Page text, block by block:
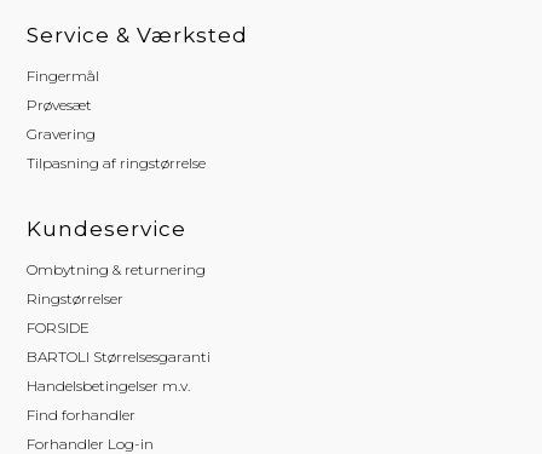
Service & Værksted
Fingermål
Prøvesæt
Gravering
Tilpasning af ringstørrelse
Kundeservice
Ombytning & returnering
Ringstørrelser
FORSIDE
BARTOLI Størrelsesgaranti
Handelsbetingelser m.v.
Find forhandler
Forhandler Log-in